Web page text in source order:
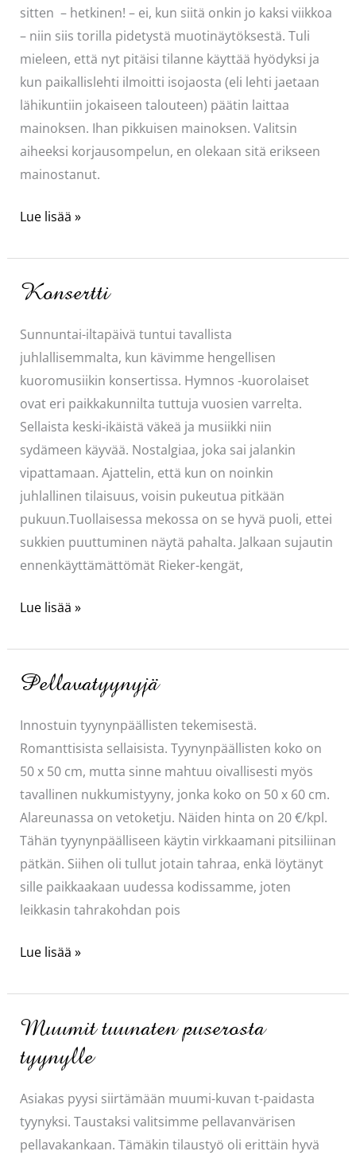
sitten – hetkinen! – ei, kun siitä onkin jo kaksi viikkoa
– niin siis torilla pidetystä muotinäytöksestä. Tuli
mieleen, että nyt pitäisi tilanne käyttää hyödyksi ja
kun paikallislehti ilmoitti isojaosta (eli lehti jaetaan
lähikuntiin jokaiseen talouteen) päätin laittaa
mainoksen. Ihan pikkuisen mainoksen. Valitsin
aiheeksi korjausompelun, en olekaan sitä erikseen
mainostanut.
Korjausompelua
Lue lisää »
Konsertti
Sunnuntai-iltapäivä tuntui tavallista
juhlallisemmalta, kun kävimme hengellisen
kuoromusiikin konsertissa. Hymnos -kuorolaiset
ovat eri paikkakunnilta tuttuja vuosien varrelta.
Sellaista keski-ikäistä väkeä ja musiikki niin
sydämeen käyvää. Nostalgiaa, joka sai jalankin
vipattamaan. Ajattelin, että kun on noinkin
juhlallinen tilaisuus, voisin pukeutua pitkään
pukuun.Tuollaisessa mekossa on se hyvä puoli, ettei
sukkien puuttuminen näytä pahalta. Jalkaan sujautin
ennenkäyttämättömät Rieker-kengät,
Konsertti
Lue lisää »
Pellavatyynyjä
Innostuin tyynynpäällisten tekemisestä.
Romanttisista sellaisista. Tyynynpäällisten koko on
50 x 50 cm, mutta sinne mahtuu oivallisesti myös
tavallinen nukkumistyyny, jonka koko on 50 x 60 cm.
Alareunassa on vetoketju. Näiden hinta on 20 €/kpl.
Tähän tyynynpäälliseen käytin virkkaamani pitsiliinan
pätkän. Siihen oli tullut jotain tahraa, enkä löytänyt
sille paikkaakaan uudessa kodissamme, joten
leikkasin tahrakohdan pois
Pellavatyynyjä
Lue lisää »
Muumit tuunaten puserosta
tyynylle
Asiakas pyysi siirtämään muumi-kuvan t-paidasta
tyynyksi. Taustaksi valitsimme pellavanvärisen
pellavakankaan. Tämäkin tilaustyö oli erittäin hyvä